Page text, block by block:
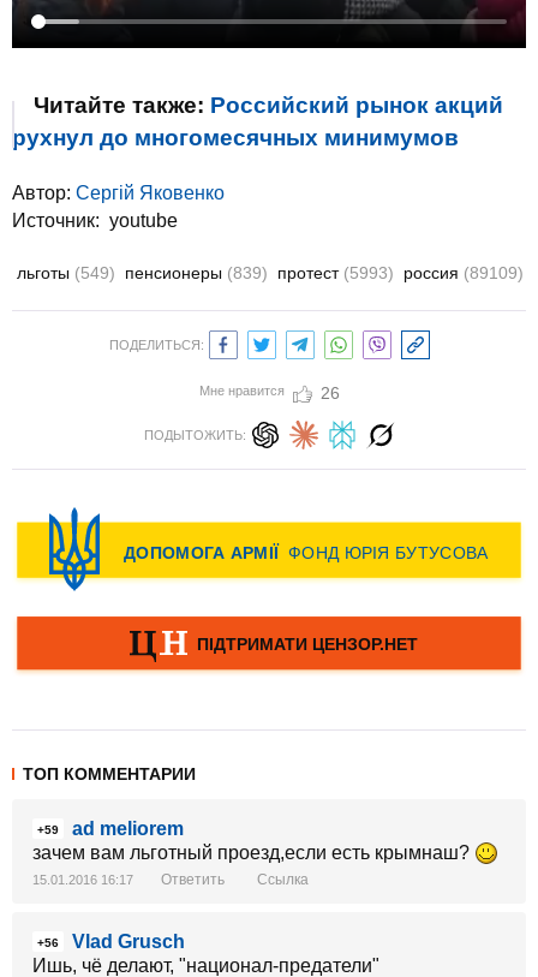
Читайте также: Российский рынок акций
рухнул до многомесячных минимумов
Автор: Сергій Яковенко
Источник: youtube
льготы (549) пенсионеры (839) протест (5993) россия (89109)
ПОДЕЛИТЬСЯ:
Мне нравится 26
ПОДЫТОЖИТЬ:
ТОП КОММЕНТАРИИ
+59
ad meliorem
зачем вам льготный проезд,если есть крымнаш?
15.01.2016 16:17 Ответить Ссылка
+56
Vlad Grusch
Ишь, чё делают, "национал-предатели"